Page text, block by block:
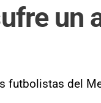
un
futbolistas del